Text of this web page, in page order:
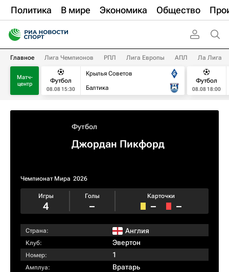
Политика В мире Экономика Общество
Главное Лига Чемпионов РПЛ Лига Европы АПЛ Ла Лига
Матч-
центр
Футбол
08.08 15:30
Крылья Советов
Балтика
Футбол
08.08 18:00
Футбол
Джордан Пикфорд
Чемпионат Мира 2026
Игры
4
Голы
–
Карточки
– –
Страна: Англия
Клуб: Эвертон
Номер: 1
Амплуа: Вратарь